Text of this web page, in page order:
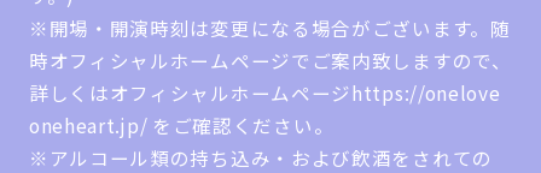
※開場・開演時刻は変更になる場合がございます。随
時オフィシャルホームページでご案内致しますので、
詳しくはオフィシャルホームページhttps://onelove
oneheart.jp/ をご確認ください。
※アルコール類の持ち込み・および飲酒をされての